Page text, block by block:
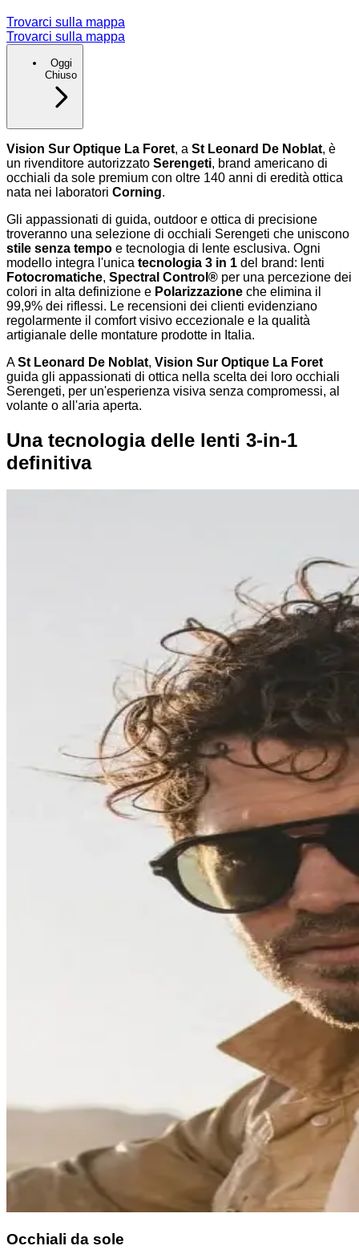
Trovarci sulla mappa
Trovarci sulla mappa
Oggi
Chiuso
Vision Sur Optique La Foret, a St Leonard De Noblat, è
un rivenditore autorizzato Serengeti, brand americano di
occhiali da sole premium con oltre 140 anni di eredità ottica
nata nei laboratori Corning.
Gli appassionati di guida, outdoor e ottica di precisione
troveranno una selezione di occhiali Serengeti che uniscono
stile senza tempo e tecnologia di lente esclusiva. Ogni
modello integra l'unica tecnologia 3 in 1 del brand: lenti
Fotocromatiche, Spectral Control® per una percezione dei
colori in alta definizione e Polarizzazione che elimina il
99,9% dei riflessi. Le recensioni dei clienti evidenziano
regolarmente il comfort visivo eccezionale e la qualità
artigianale delle montature prodotte in Italia.
ASt Leonard De Noblat, Vision Sur Optique La Foret
guida gli appassionati di ottica nella scelta dei loro occhiali
Serengeti, per un'esperienza visiva senza compromessi, al
volante o all'aria aperta.
Una tecnologia delle lenti 3-in-1
definitiva
Occhiali da sole